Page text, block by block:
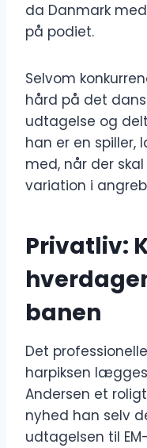
da Danmark
på podiet.
Selvom
hård på det
udtagelse og
han er en
med, når der
variation i
Privatliv:
banen
Det
harpiksen
Andersen et
nyhed han selv
udtagelsen til